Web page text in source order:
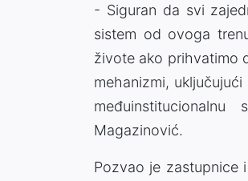
- Siguran da svi
sistem od ovoga
živote ako prihvatimo
mehanizmi,
Magazinović.
Pozvao je zastupnice